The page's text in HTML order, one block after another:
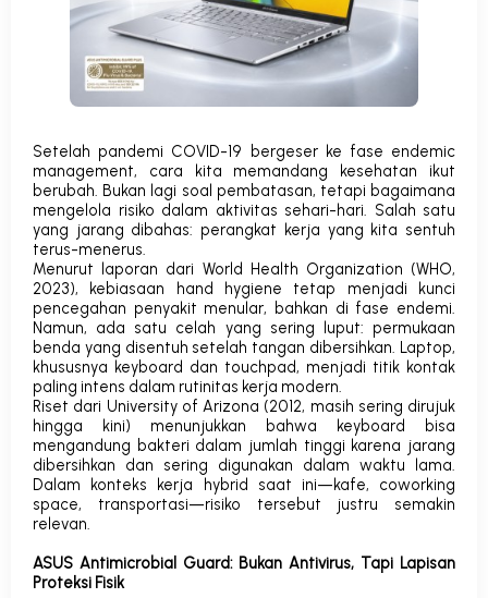
Setelah pandemi COVID-19 bergeser ke fase endemic
management, cara kita memandang kesehatan ikut
berubah. Bukan lagi soal pembatasan, tetapi bagaimana
mengelola risiko dalam aktivitas sehari-hari. Salah satu
yang jarang dibahas: perangkat kerja yang kita sentuh
terus-menerus.
Menurut laporan dari World Health Organization (WHO,
2023), kebiasaan hand hygiene tetap menjadi kunci
pencegahan penyakit menular, bahkan di fase endemi.
Namun, ada satu celah yang sering luput: permukaan
benda yang disentuh setelah tangan dibersihkan. Laptop,
khususnya keyboard dan touchpad, menjadi titik kontak
paling intens dalam rutinitas kerja modern.
Riset dari University of Arizona (2012, masih sering dirujuk
hingga kini) menunjukkan bahwa keyboard bisa
mengandung bakteri dalam jumlah tinggi karena jarang
dibersihkan dan sering digunakan dalam waktu lama.
Dalam konteks kerja hybrid saat ini—kafe, coworking
space, transportasi—risiko tersebut justru semakin
relevan.
ASUS Antimicrobial Guard: Bukan Antivirus, Tapi Lapisan
Proteksi Fisik